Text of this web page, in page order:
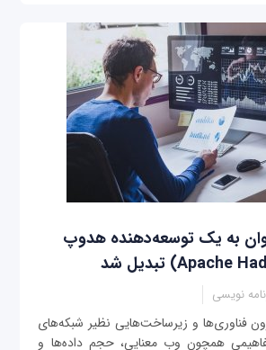
به یک توسعه‌دهنده هدوپ
نویسی
فناوری‌ها و زیرساخت‌هایی نظیر شبکه‌های
همچون وب معنایی، حجم داده‌ها و